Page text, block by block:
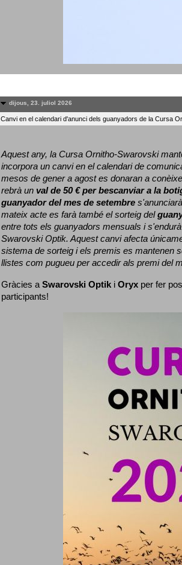
dijous, 23. juliol 2026
Canvi en el calendari d'anunci dels guanyadors de la Cursa
Aquest any, la Cursa Ornitho-Swarovski
incorpora un canvi en el calendari de
mesos de gener a agost es donaran a
rebrà un val de 50 € per bescanviar a la
guanyador del mes de setembre
mateix acte es farà també el sorteig del
entre tots els guanyadors mensuals i
Swarovski Optik. Aquest canvi afecta
sistema de sorteig i els premis es mantenen
llistes com pugueu per accedir als premi del
Gràcies a Swarovski Optik i Oryx per fer
participants!